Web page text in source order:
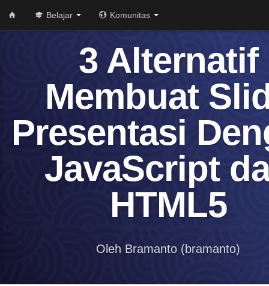
Belajar Komunitas
3 Alternatif
Membuat
Presentasi
JavaScript
HTML5
Oleh Bramanto (bramanto)